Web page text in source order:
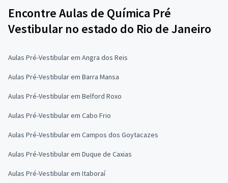
Encontre Aulas de Química Pré
Vestibular no estado do Rio de Janeiro
Aulas Pré-Vestibular em Angra dos Reis
Aulas Pré-Vestibular em Barra Mansa
Aulas Pré-Vestibular em Belford Roxo
Aulas Pré-Vestibular em Cabo Frio
Aulas Pré-Vestibular em Campos dos Goytacazes
Aulas Pré-Vestibular em Duque de Caxias
Aulas Pré-Vestibular em Itaboraí